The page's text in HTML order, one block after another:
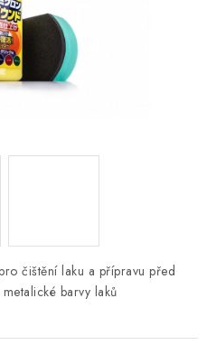
čištění laku a přípravu před
barvy laků